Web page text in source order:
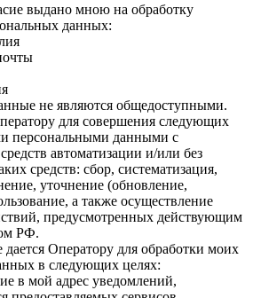
выдано мною на обработку
данных:
не являются общедоступными.
для совершения следующих
персональными данными с
автоматизации и/или без
средств: сбор, систематизация,
уточнение (обновление,
а также осуществление
предусмотренных действующим
РФ.
дается Оператору для обработки моих
в следующих целях:
в мой адрес уведомлений,